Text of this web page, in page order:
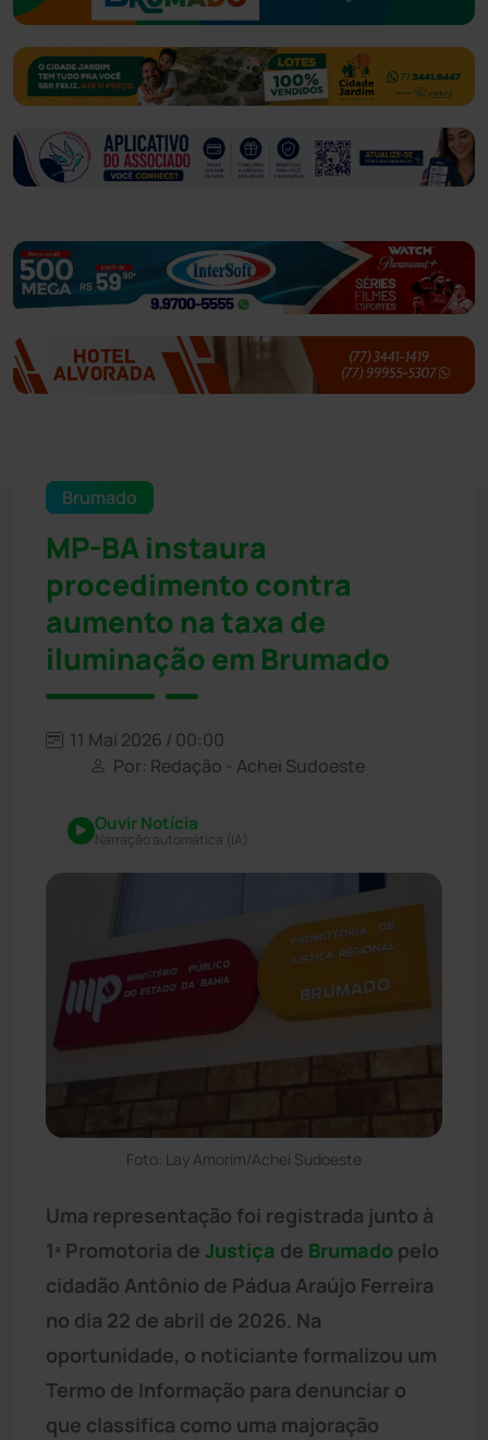
Brumado
MP-BA instaura
procedimento contra
aumento na taxa de
iluminação em Brumado
11 Mai 2026 / 00:00
Por: Redação - Achei Sudoeste
Ouvir Notícia
Narração automática (IA)
Foto: Lay Amorim/Achei Sudoeste
Uma representação foi registrada junto à
1ª Promotoria de Justiça de Brumado pelo
cidadão Antônio de Pádua Araújo Ferreira
no dia 22 de abril de 2026. Na
oportunidade, o noticiante formalizou um
Termo de Informação para denunciar o
que classifica como uma majoração